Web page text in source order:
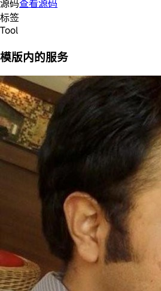
源码查看源码
标签
Tool
模版内的服务